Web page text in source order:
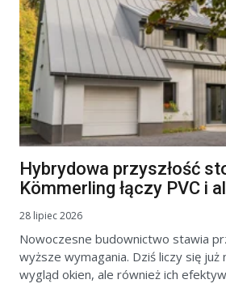
Hybrydowa przyszłość
Kömmerling łączy PVC i
28 lipiec 2026
Nowoczesne budownictwo stawia
wyższe wymagania. Dziś liczy się
wygląd okien, ale również ich